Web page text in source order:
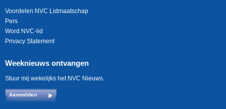
Voordelen NVC Lidmaatschap
Pers
Word NVC-lid
Privacy Statement
Weeknieuws ontvangen
Stuur mij wekelijks het NVC Nieuws.
Aanmelden